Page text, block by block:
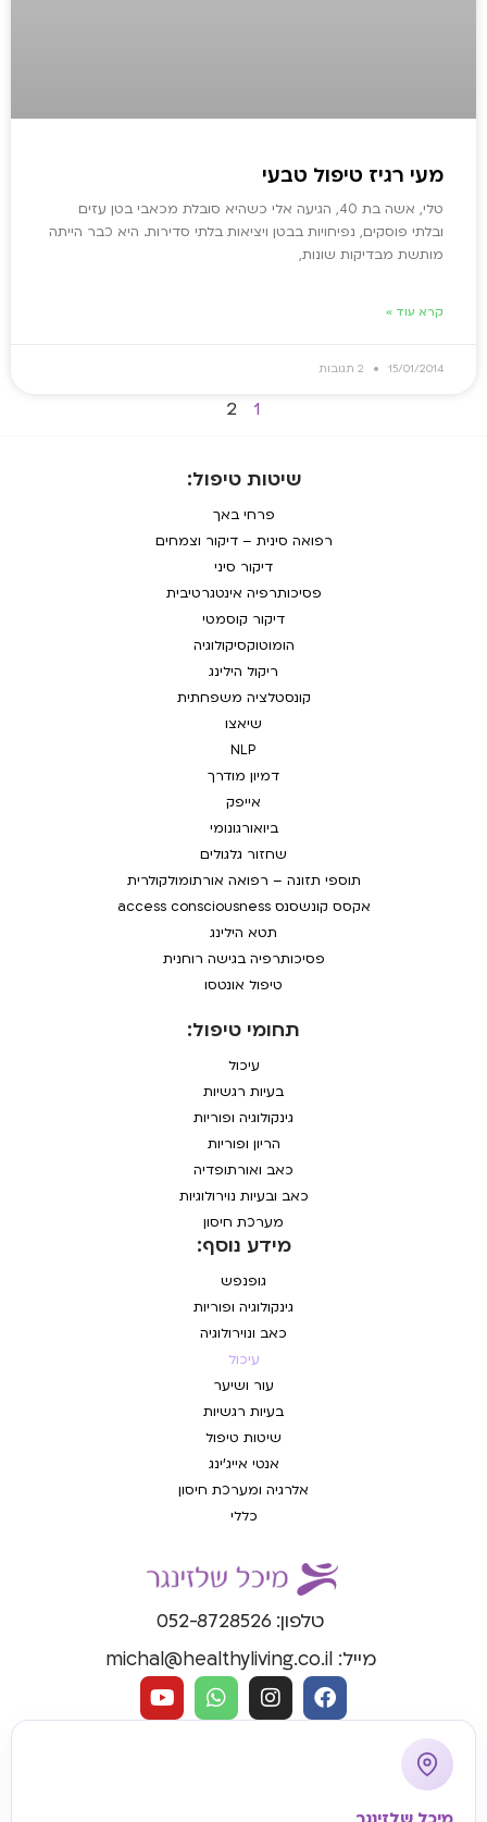
מעי רגיז טיפול טבעי
טלי, אשה בת 40, הגיעה אלי כשהיא סובלת מכאבי בטן עזים
ובלתי פוסקים, נפיחויות בבטן ויציאות בלתי סדירות. היא כבר הייתה
מותשת מבדיקות שונות,
קרא עוד »
15/01/2014
1
2
טלפון: 052-8728526
מייל: michal@healthyliving.co.il
תחומי טיפול:
עיכול
בעיות רגשיות
גינקולוגיה ופוריות
הריון ופוריות
כאב ואורתופדיה
כאב ובעיות נוירולוגיות
מערכת חיסון
מידע נוסף:
גופנפש
גינקולוגיה ופוריות
כאב ונוירולוגיה
עיכול
עור ושיער
בעיות רגשיות
שיטות טיפול
אנטי אייג'ינג
אלרגיה ומערכת חיסון
כללי
שיטות טיפול:
פרחי באך
רפואה סינית – דיקור וצמחים
דיקור סיני
פסיכותרפיה אינטגרטיבית
דיקור קוסמטי
הומוטוקסיקולוגיה
ריקול הילינג
קונסטלציה משפחתית
שיאצו
NLP
דמיון מודרך
אייפק
ביואורגונומי
שחזור גלגולים
תוספי תזונה – רפואה אורתומולקולרית
אקסס קונשסנס access consciousness
תטא הילינג
פסיכותרפיה בגישה רוחנית
טיפול אונטסו